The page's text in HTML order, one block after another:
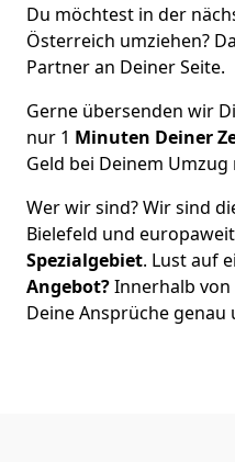
Du möchtest in der
Österreich umziehen?
Partner an Deiner Seite.
Gerne übersenden wir
nur 1 Minuten Deiner
Geld bei Deinem
Wer wir sind? Wir sind
Bielefeld und
Spezialgebiet. Lust auf
Angebot?Innerhalb
Deine Ansprüche genau